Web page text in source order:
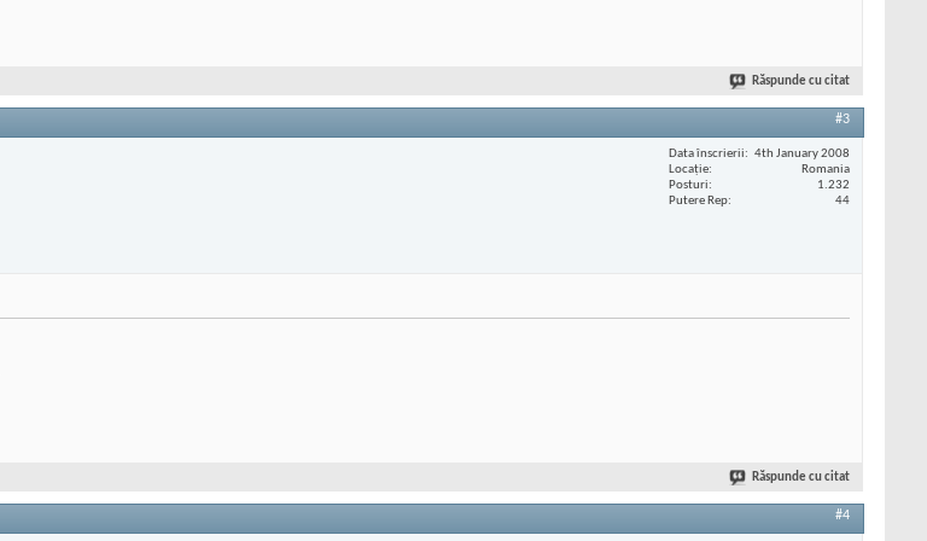
Răspunde cu citat
#3
Data înscrierii
4th January 2008
Locaţie
Romania
Posturi
1.232
Putere Rep
44
Răspunde cu citat
#4